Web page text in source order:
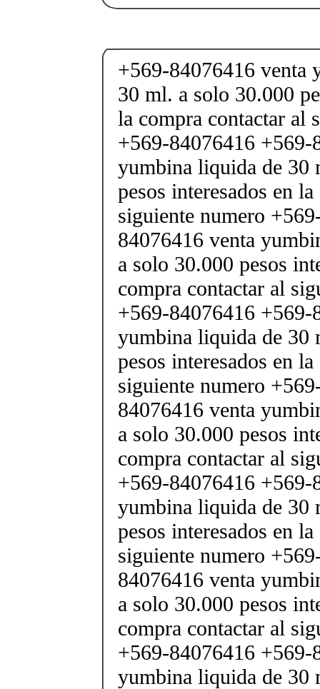
+569-84076416 venta
30 ml. a solo 30.000
la compra contactar al
+569-84076416 +569-
yumbina liquida de 30
pesos interesados en
siguiente numero
84076416 venta
a solo 30.000 pesos
compra contactar al
+569-84076416 +569-
yumbina liquida de 30
pesos interesados en
siguiente numero
84076416 venta
a solo 30.000 pesos
compra contactar al
+569-84076416 +569-
yumbina liquida de 30
pesos interesados en
siguiente numero
84076416 venta
a solo 30.000 pesos
compra contactar al
+569-84076416 +569-
yumbina liquida de 30